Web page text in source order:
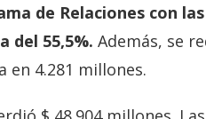
de Relaciones con
del 55,5%. Además, se
4.281 millones.